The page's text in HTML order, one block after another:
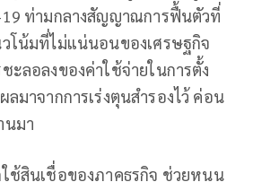
19 ท่ามกลางสัญญาณการฟื้นตัวที่
โน้มที่ไม่แน่นอนของเศรษฐกิจ
ะลอลงของค่าใช้จ่ายในการตั้ง
ลมาจากการเร่งตุนสำรองไว้ ค่อน
นมา
ช้สินเชื่อของภาคธุรกิจ ช่วยหนุน